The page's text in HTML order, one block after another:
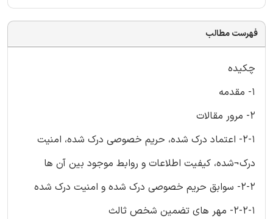
فهرست مطالب
چکیده
1- مقدمه
2- مرور مقالات
2-1- اعتماد درک شده، حریم خصوصی درک شده، امنیت
درک¬شده، کیفیت اطلاعات و روابط موجود بین آن ها
2-2- سوابق حریم خصوصی درک شده و امنیت درک شده
2-2-1- مهر های تضمین شخص ثالث